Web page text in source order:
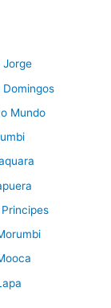
Jorge
Mundo